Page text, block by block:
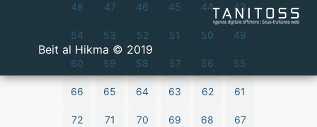
43
44
45
46
47
48
49
50
51
52
53
54
55
56
57
58
59
60
61
62
63
64
65
66
67
68
69
70
71
72
2019 © Beit al Hikma